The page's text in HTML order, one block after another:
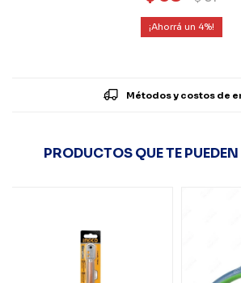
4
Métodos y costos de
PRODUCTOS QUE TE